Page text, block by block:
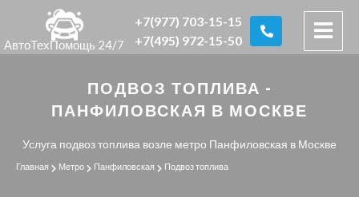
АвтоТехПомощь 24/7
+7(977) 703-15-15
+7(495) 972-15-50
ПОДВОЗ ТОПЛИВА -
ПАНФИЛОВСКАЯ В МОСКВЕ
Услуга подвоз топлива возле метро Панфиловская в Москве
Главная Метро Панфиловская Подвоз топлива